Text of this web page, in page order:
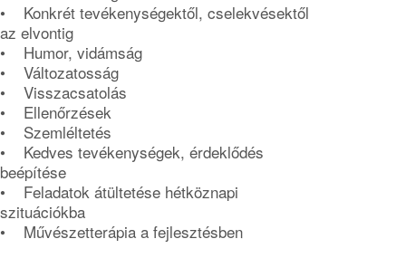
• Konkrét tevékenységektől, cselekvésektől
az elvontig
• Humor, vidámság
• Változatosság
• Visszacsatolás
• Ellenőrzések
• Szemléltetés
• Kedves tevékenységek, érdeklődés
beépítése
• Feladatok átültetése hétköznapi
szituációkba
• Művészetterápia a fejlesztésben